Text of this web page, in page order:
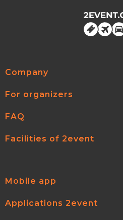
Company
For organizers
FAQ
Facilities of 2event
Mobile app
Applications 2event